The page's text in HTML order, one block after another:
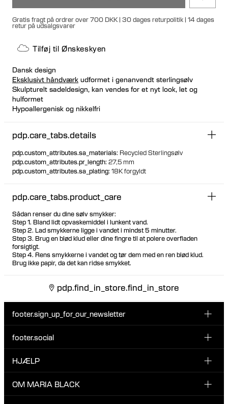
Gratis fragt på ordrer over 700 DKK | 30 dages returpolitik | 14 dages
retur på udsalgsvarer
Tilføj til Ønskeskyen
Dansk design
Eksklusivt håndværk udformet i genanvendt sterlingsølv
Skulpturelt sadeldesign, kan vendes for et nyt look, let og
hulformet
Hypoallergenisk og nikkelfri
pdp.care_tabs.details
pdp.custom_attributes.sa_materials: Recycled Sterlingsølv
pdp.custom_attributes.pr_length: 27,5 mm
pdp.custom_attributes.sa_plating: 18K forgyldt
pdp.care_tabs.product_care
Sådan renser du dine sølv smykker:
Step 1. Bland lidt opvaskemiddel i lunkent vand.
Step 2. Lad smykkerne ligge i vandet i mindst 5 minutter.
Step 3. Brug en blød klud eller dine fingre til at polere overfladen
forsigtigt.
Step 4. Rens smykkerne i vandet og tør dem med en ren blød klud.
Brug ikke papir, da det kan ridse smykket.
pdp.find_in_store.find_in_store
footer.sign_up_for_our_newsletter
Tilmeld dig vores nyhedsbrev og vær den første til at blive
nyheder fra Maria Black.
footer.social
INSTAGRAM
TIKTOK
HJÆLP
KUNDESERVICE & KONTAKT
OM MARIA BLACK